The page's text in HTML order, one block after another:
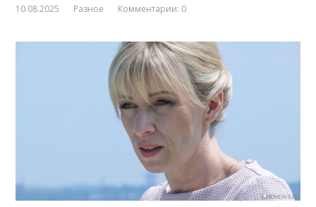
10.08.2025 Разное Комментарии: 0